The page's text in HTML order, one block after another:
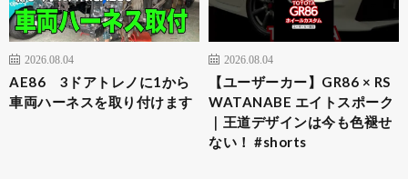
2026.08.04
AE86 3ドアトレノに1から
車両ハーネスを取り付けます
2026.08.04
【ユーザーカー】GR86 × RS
WATANABE エイトスポーク
｜王道デザインは今も色褪せ
ない！ #shorts